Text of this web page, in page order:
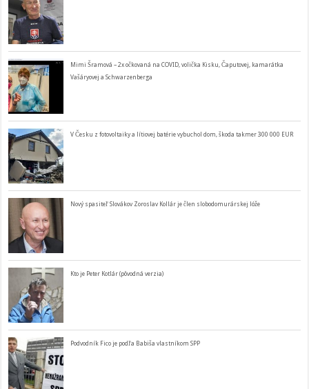
Mimi Šramová – 2x očkovaná na COVID, volička Kisku, Čaputovej, kamarátka
Vašáryovej a Schwarzenberga
V Česku z fotovoltaiky a lítiovej batérie vybuchol dom, škoda takmer 300 000 EUR
Nový spasiteľ Slovákov Zoroslav Kollár je člen slobodomurárskej lóže
Kto je Peter Kotlár (pôvodná verzia)
Podvodník Fico je podľa Babiša vlastníkom SPP